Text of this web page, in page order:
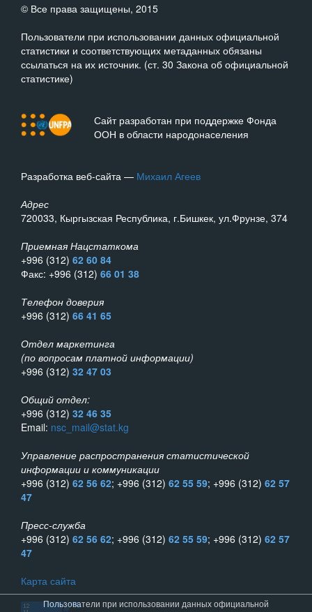
© Все права защищены, 2015
Пользователи при использовании данных официальной
статистики и соответствующих метаданных обязаны
ссылаться на их источник. (ст. 30 Закона об официальной
статистике)
Сайт разработан при поддержке Фонда
ООН в области народонаселения
Разработка веб-сайта — Михаил Агеев
Адрес
720033, Кыргызская Республика, г.Бишкек, ул.Фрунзе, 374
Приемная Нацстаткома
+996 (312) 62 60 84
Факс: +996 (312) 66 01 38
Телефон доверия
+996 (312) 66 41 65
Отдел маркетинга
(по вопросам платной информации)
+996 (312) 32 47 03
Общий отдел:
+996 (312) 32 46 35
Email: nsc_mail@stat.kg
Управление распространения статистической
информации и коммуникации
+996 (312) 62 56 62; +996 (312) 62 55 59; +996 (312) 62 57
47
Пресс-служба
+996 (312) 62 56 62; +996 (312) 62 55 59; +996 (312) 62 57
47
Карта сайта
Пользователи при использовании данных официальной